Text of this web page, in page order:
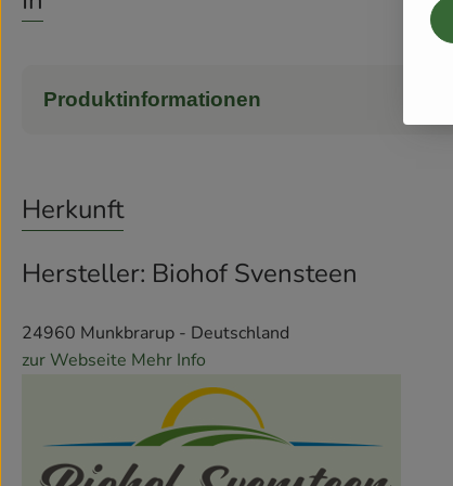
Produktinformationen
Herkunft
Hersteller: Biohof Svensteen
24960 Munkbrarup - Deutschland
zur Webseite Mehr Info